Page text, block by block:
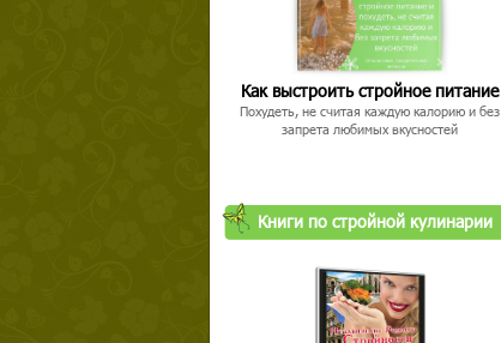
Как выстроить стройное питание
Похудеть, не считая каждую калорию и без
запрета любимых вкусностей
Книги по стройной кулинарии